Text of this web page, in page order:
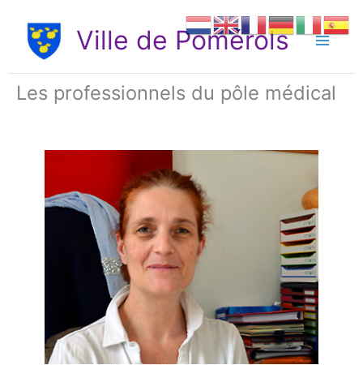
contenu
Ville de Pomérols
Les professionnels du pôle médical